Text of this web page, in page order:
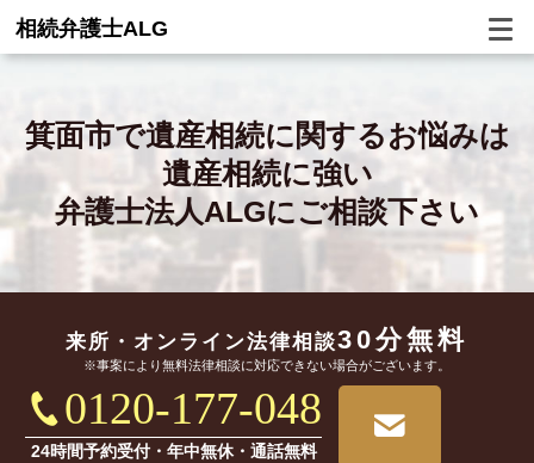
相続弁護士ALG
箕面市で遺産相続に関するお悩みは
遺産相続に強い
弁護士法人ALGにご相談下さい
来所・オンライン法律相談30分無料
※事案により無料法律相談に対応できない場合がございます。
0120-177-048
24時間予約受付・年中無休・通話無料